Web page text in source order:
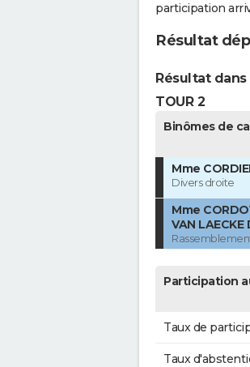
participation
Résultat
Résultat
TOUR 2
Binômes de
Mme
Divers droite
Mme
VAN LAECKE
Participation
Taux de
Taux